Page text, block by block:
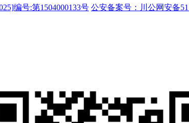
编号:第1504000133号 公安备案号：川公网安备